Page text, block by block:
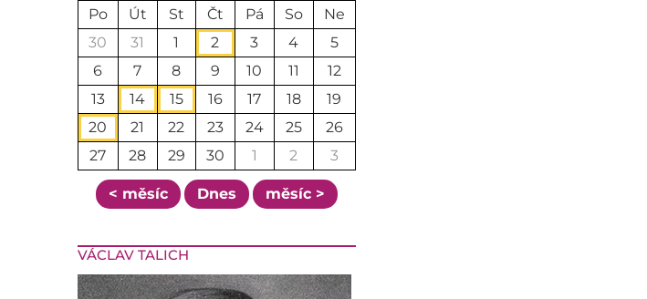
Po
Út St Čt Pá So
Ne
30
31 1 2 3 4
5
6
7 8 9 10 11
12
13
14 15 16 17 18
19
20
21 22 23 24 25
26
27
28 29 30 1 2 3
< měsíc Dnes měsíc >
VÁCLAV TALICH